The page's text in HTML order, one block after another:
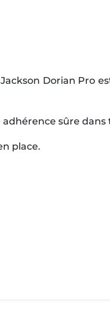
Dorian Pro
sûre dans
place.